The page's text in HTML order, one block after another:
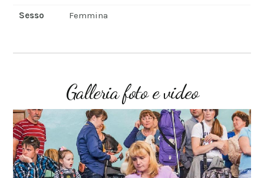
Sesso Femmina
Galleria foto e video